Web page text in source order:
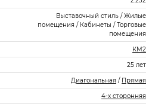
Выставочный стиль / Жилые
помещения / Кабинеты / Торговые
помещения
КМ2
25 лет
Диагональная / Прямая
4-х сторонняя